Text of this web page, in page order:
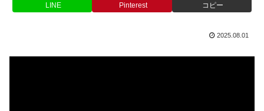
LINE Pinterest コピー
2025.08.01